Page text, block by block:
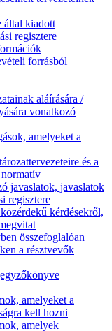
által kiadott
regisztere
forrásból
aláírására /
vonatkozó
amelyeket a
és a
javaslatok, javaslatok
regisztere
kérdésekről,
összefoglalóan
a résztvevők
amelyeket a
kell hozni
amelyek